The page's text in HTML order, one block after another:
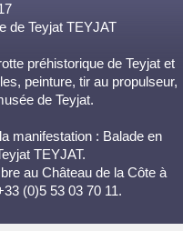
de Teyjat TEYJAT
préhistorique de Teyjat et
peinture, tir au propulseur,
de Teyjat.
manifestation : Balade en
TEYJAT.
au Château de la Côte à
(0)5 53 03 70 11.